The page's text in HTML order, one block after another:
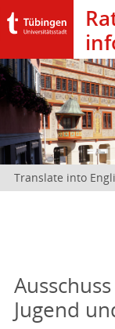
Translate into
Jugend